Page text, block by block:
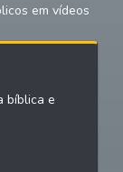
em vídeos
bíblica e